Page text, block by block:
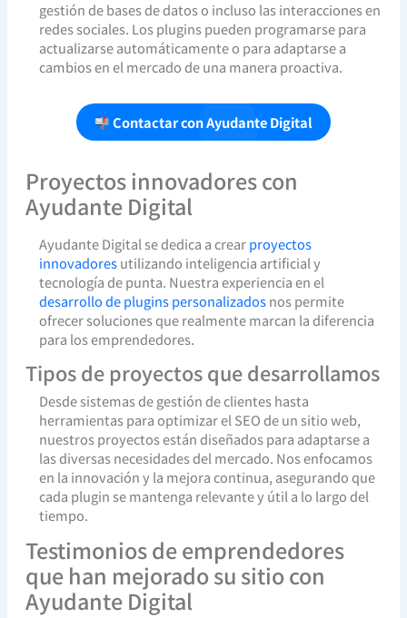
gestión de bases de datos o incluso las interacciones en
redes sociales. Los plugins pueden programarse para
actualizarse automáticamente o para adaptarse a
cambios en el mercado de una manera proactiva.
Contactar con Ayudante Digital
Proyectos innovadores con
Ayudante Digital
Ayudante Digital se dedica a crearproyectos
innovadoresutilizando inteligencia artificial y
tecnología de punta. Nuestra experiencia en el
desarrollo de plugins personalizadosnos permite
ofrecer soluciones que realmente marcan la diferencia
para los emprendedores.
Tipos de proyectos que desarrollamos
Desde sistemas de gestión de clientes hasta
herramientas para optimizar el SEO de un sitio web,
nuestros proyectos están diseñados para adaptarse a
las diversas necesidades del mercado. Nos enfocamos
en la innovación y la mejora continua, asegurando que
cada plugin se mantenga relevante y útil a lo largo del
tiempo.
Testimonios de emprendedores
que han mejorado su sitio con
Ayudante Digital